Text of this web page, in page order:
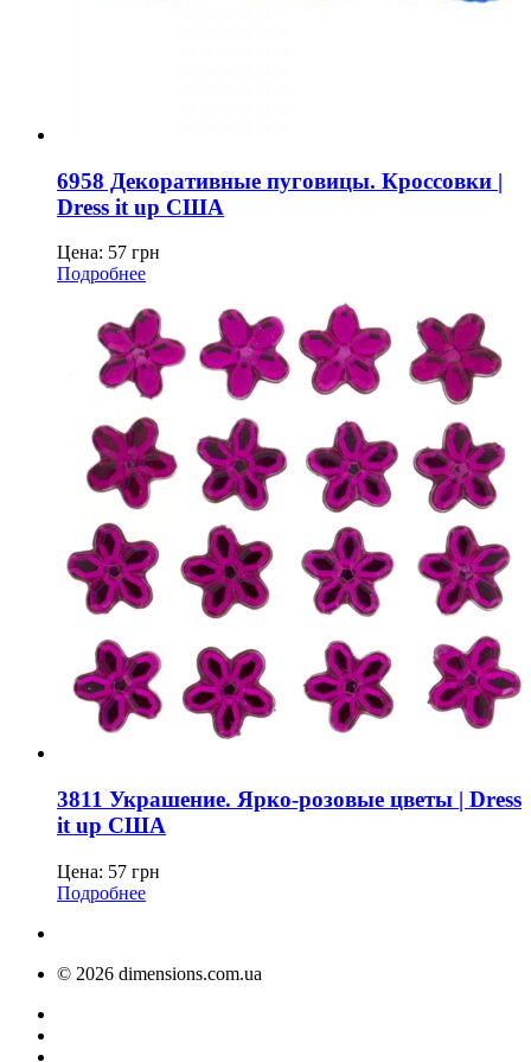
6958 Декоративные пуговицы. Кроссовки |
Dress it up США
Цена: 57 грн
Подробнее
3811 Украшение. Ярко-розовые цветы | Dress
it up США
Цена: 57 грн
Подробнее
© 2026 dimensions.com.ua